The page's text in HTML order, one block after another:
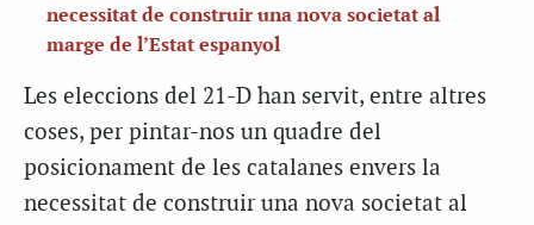
necessitat de construir una nova societat al
marge de l’Estat espanyol
Les eleccions del 21-D han servit, entre altres
coses, per pintar-nos un quadre del
posicionament de les catalanes envers la
necessitat de construir una nova societat al